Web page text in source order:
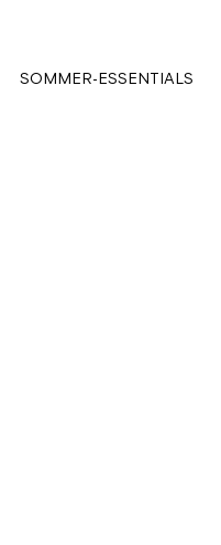
SOMMER-ESSENTIALS